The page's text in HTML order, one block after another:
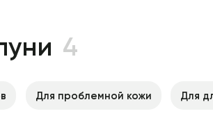
4
Для проблемной кожи Для